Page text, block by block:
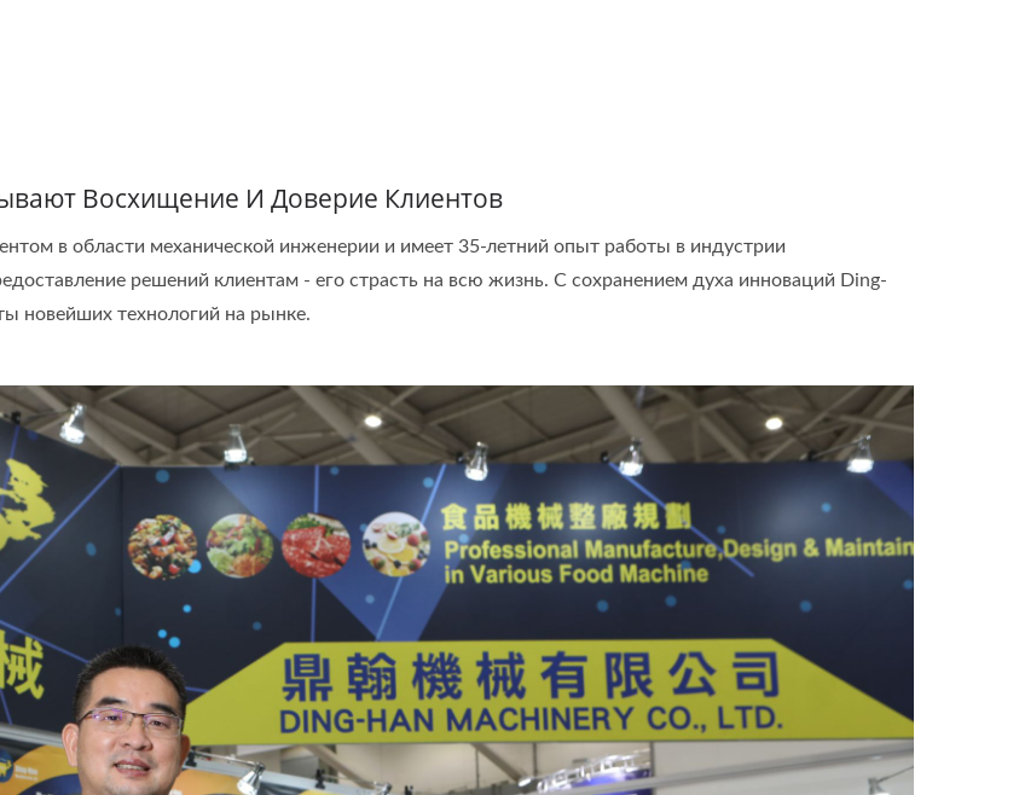
Восхищение И Доверие Клиентов
в области механической инженерии и имеет 35-летний опыт работы в индустрии
решений клиентам - его страсть на всю жизнь. С сохранением духа инноваций Ding-
новейших технологий на рынке.